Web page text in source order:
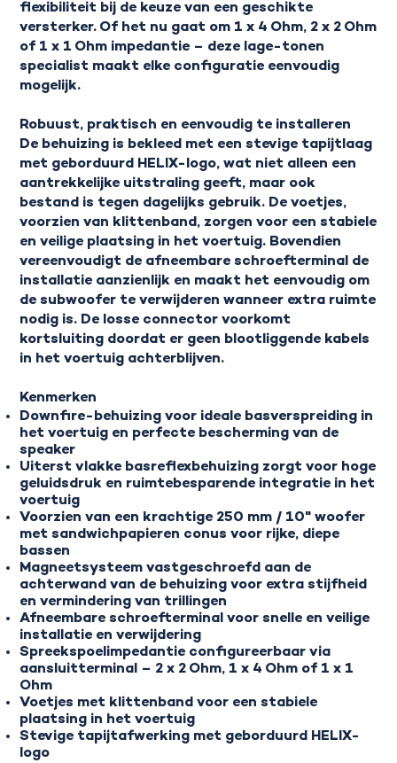
flexibiliteit bij de keuze van een geschikte
versterker. Of het nu gaat om 1 x 4 Ohm, 2 x 2 Ohm
of 1 x 1 Ohm impedantie – deze lage-tonen
specialist maakt elke configuratie eenvoudig
mogelijk.
Robuust, praktisch en eenvoudig te installeren
De behuizing is bekleed met een stevige tapijtlaag
met geborduurd HELIX-logo, wat niet alleen een
aantrekkelijke uitstraling geeft, maar ook
bestand is tegen dagelijks gebruik. De voetjes,
voorzien van klittenband, zorgen voor een stabiele
en veilige plaatsing in het voertuig. Bovendien
vereenvoudigt de afneembare schroefterminal de
installatie aanzienlijk en maakt het eenvoudig om
de subwoofer te verwijderen wanneer extra ruimte
nodig is. De losse connector voorkomt
kortsluiting doordat er geen blootliggende kabels
in het voertuig achterblijven.
Kenmerken
Downfire-behuizing voor ideale basverspreiding in
het voertuig en perfecte bescherming van de
speaker
Uiterst vlakke basreflexbehuizing zorgt voor hoge
geluidsdruk en ruimtebesparende integratie in het
voertuig
Voorzien van een krachtige 250 mm / 10" woofer
met sandwichpapieren conus voor rijke, diepe
bassen
Magneetsysteem vastgeschroefd aan de
achterwand van de behuizing voor extra stijfheid
en vermindering van trillingen
Afneembare schroefterminal voor snelle en veilige
installatie en verwijdering
Spreekspoelimpedantie configureerbaar via
aansluitterminal – 2 x 2 Ohm, 1 x 4 Ohm of 1 x 1
Ohm
Voetjes met klittenband voor een stabiele
plaatsing in het voertuig
Stevige tapijtafwerking met geborduurd HELIX-
logo